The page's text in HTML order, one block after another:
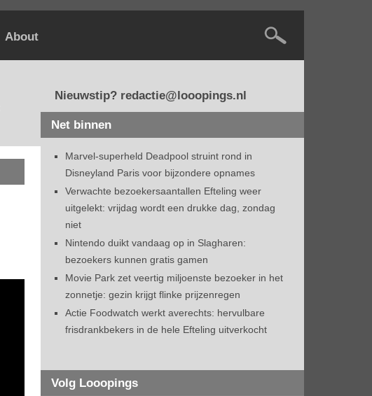
About
Nieuwstip? redactie@looopings.nl
Net binnen
Marvel-superheld Deadpool struint rond in
Disneyland Paris voor bijzondere opnames
Verwachte bezoekersaantallen Efteling weer
uitgelekt: vrijdag wordt een drukke dag, zondag
niet
Nintendo duikt vandaag op in Slagharen:
bezoekers kunnen gratis gamen
Movie Park zet veertig miljoenste bezoeker in het
zonnetje: gezin krijgt flinke prijzenregen
Actie Foodwatch werkt averechts: hervulbare
frisdrankbekers in de hele Efteling uitverkocht
Volg Looopings